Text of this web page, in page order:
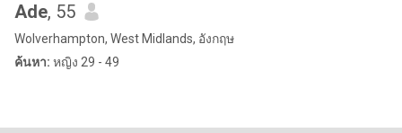
Ade, 55
Wolverhampton, West Midlands, อังกฤษ
ค้นหา: หญิง 29 - 49